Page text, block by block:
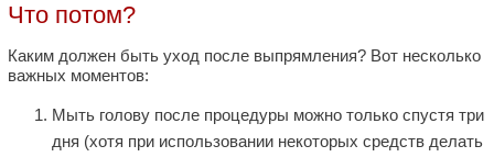
Что потом?
Каким должен быть уход после выпрямления? Вот несколько
важных моментов:
Мыть голову после процедуры можно только спустя три
дня (хотя при использовании некоторых средств делать